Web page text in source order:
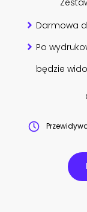
Darmowa
Po
będzie